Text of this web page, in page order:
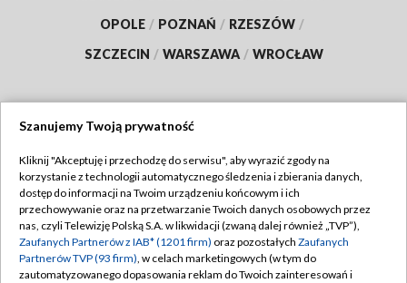
OPOLE / POZNAŃ / RZESZÓW /
SZCZECIN / WARSZAWA / WROCŁAW
TVP
Abonament TVP
Emisja w TVP
Centrum informacji TVP
Regulamin TVP
Polityka prywatności
Moje zgody
Szanujemy Twoją prywatność
Kliknij "Akceptuję i przechodzę do serwisu", aby wyrazić zgody na
korzystanie z technologii automatycznego śledzenia i zbierania danych,
dostęp do informacji na Twoim urządzeniu końcowym i ich
przechowywanie oraz na przetwarzanie Twoich danych osobowych przez
nas, czyli Telewizję Polską S.A. w likwidacji (zwaną dalej również „TVP”),
Zaufanych Partnerów z IAB* (1201 firm) oraz pozostałych Zaufanych
Partnerów TVP (93 firm), w celach marketingowych (w tym do
zautomatyzowanego dopasowania reklam do Twoich zainteresowań i